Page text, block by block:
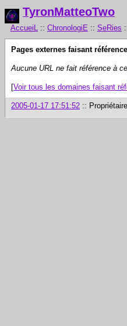
TyronMatteoTwo
AccueiL :: ChronologiE :: SeRies
Pages externes faisant
Aucune URL ne fait référence à
[Voir tous les domaines faisant
2005-01-17 17:51:52 ::